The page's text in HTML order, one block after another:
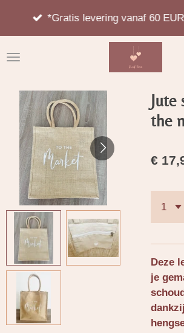
de
*Gratis levering vanaf 60
Jute
the
€
Deze
je